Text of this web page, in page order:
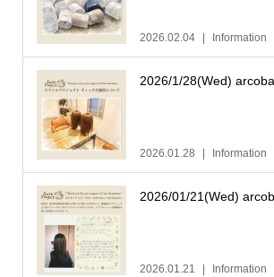
2026.02.04 Information
2026/1/28(Wed)
2026.01.28 Information
2026/01/21(Wed)
2026.01.21 Information